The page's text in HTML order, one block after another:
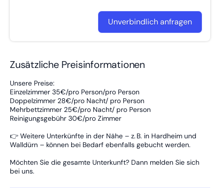
Unverbindlich anfragen
Zusätzliche Preisinformationen
Unsere Preise:
Einzelzimmer 35€/pro Person/pro Person
Doppelzimmer 28€/pro Nacht/ pro Person
Mehrbettzimmer 25€/pro Nacht/ pro Person
Reinigungsgebühr 30€/pro Zimmer
👉 Weitere Unterkünfte in der Nähe – z. B. in Hardheim und
Walldürn – können bei Bedarf ebenfalls gebucht werden.
Möchten Sie die gesamte Unterkunft? Dann melden Sie sich
bei uns.